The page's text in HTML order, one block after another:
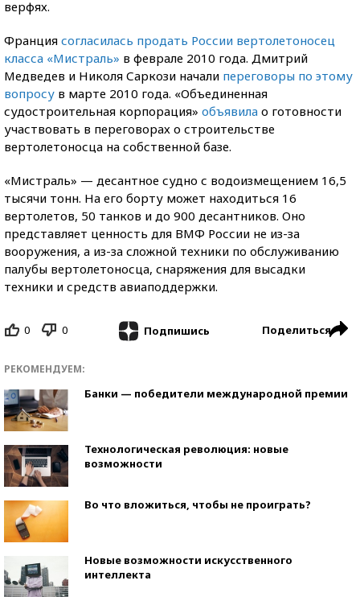
верфях.
Франция согласилась продать России вертолетоносец
класса «Мистраль» в феврале 2010 года. Дмитрий
Медведев и Николя Саркози начали переговоры по этому
вопросу в марте 2010 года. «Объединенная
судостроительная корпорация» объявила о готовности
участвовать в переговорах о строительстве
вертолетоносца на собственной базе.
«Мистраль» — десантное судно с водоизмещением 16,5
тысячи тонн. На его борту может находиться 16
вертолетов, 50 танков и до 900 десантников. Оно
представляет ценность для ВМФ России не из-за
вооружения, а из-за сложной техники по обслуживанию
палубы вертолетоносца, снаряжения для высадки
техники и средств авиаподдержки.
0 0 Подпишись Поделиться
РЕКОМЕНДУЕМ:
Банки — победители международной премии
Технологическая революция: новые
возможности
Во что вложиться, чтобы не проиграть?
Новые возможности искусственного
интеллекта